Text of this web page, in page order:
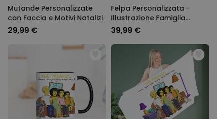
Mutande Personalizzate
con Faccia e Motivi Natalizi
29,99 €
Felpa Personalizzata -
Illustrazione Famiglia
Cartone Animato
39,99 €